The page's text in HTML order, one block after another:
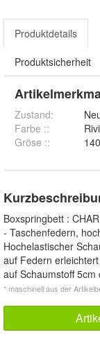
Produktdetails
Produktsicherheit
Zustand:
Farbe ::
Gröse ::
Boxspringbett :
- Taschenfedern,
Hochelastischer
auf Federn
auf Schaumstoff
* maschinell aus der